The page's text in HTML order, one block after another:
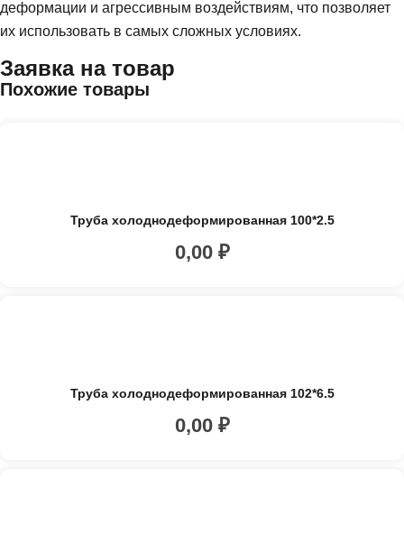
деформации и агрессивным воздействиям, что позволяет
их использовать в самых сложных условиях.
Заявка на товар
Похожие товары
Труба холоднодеформированная 100*2.5
0,00 ₽
Труба холоднодеформированная 102*6.5
0,00 ₽